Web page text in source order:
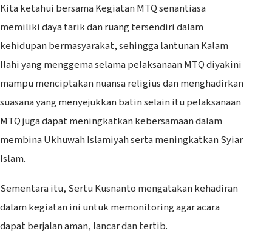
Kita ketahui bersama Kegiatan MTQ senantiasa
memiliki daya tarik dan ruang tersendiri dalam
kehidupan bermasyarakat, sehingga lantunan Kalam
Ilahi yang menggema selama pelaksanaan MTQ diyakini
mampu menciptakan nuansa religius dan menghadirkan
suasana yang menyejukkan batin selain itu pelaksanaan
MTQ juga dapat meningkatkan kebersamaan dalam
membina Ukhuwah Islamiyah serta meningkatkan Syiar
Islam.
Sementara itu, Sertu Kusnanto mengatakan kehadiran
dalam kegiatan ini untuk memonitoring agar acara
dapat berjalan aman, lancar dan tertib.